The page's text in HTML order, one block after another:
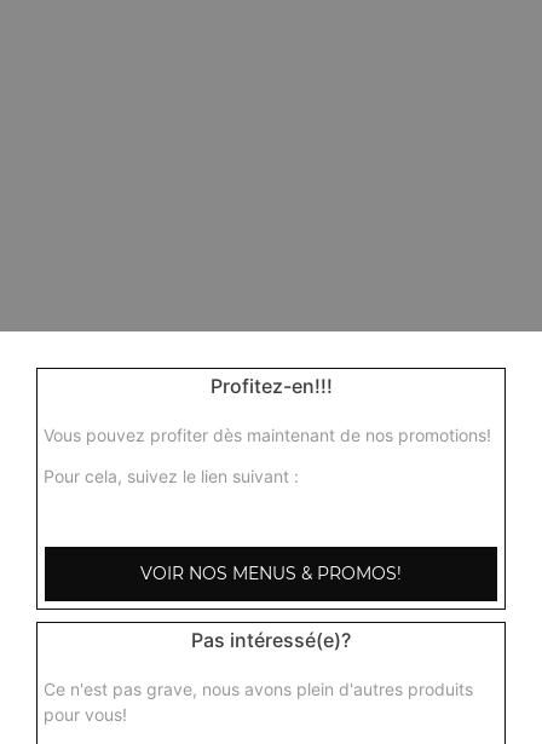
Profitez-en!!!
Vous pouvez profiter dès maintenant de nos promotions!
Pour cela, suivez le lien suivant :
VOIR NOS MENUS & PROMOS!
Pas intéressé(e)?
Ce n'est pas grave, nous avons plein d'autres produits
pour vous!